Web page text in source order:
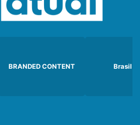
BRANDED CONTENT Brasil